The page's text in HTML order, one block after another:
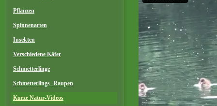
Pflanzen
Spinnenarten
Insekten
Verschiedene Käfer
Schmetterlinge
Schmetterlings- Raupen
Kurze Natur-Videos